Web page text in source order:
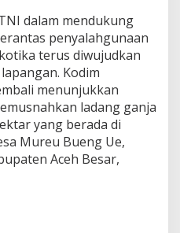
dalam mendukung
penyalahgunaan
terus diwujudkan
Kodim
menunjukkan
ladang ganja
yang berada di
Mureu Bueng Ue,
Aceh Besar,